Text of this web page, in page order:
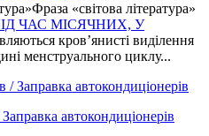
«світова література»
ЧАС МІСЯЧНИХ, У
кров’янисті виділення
менструального циклу...
автокондиціонерів